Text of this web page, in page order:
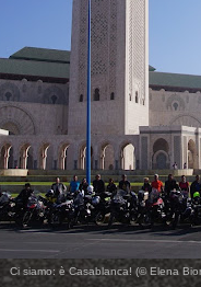
Ci siamo: è Casablanca! (© Elena